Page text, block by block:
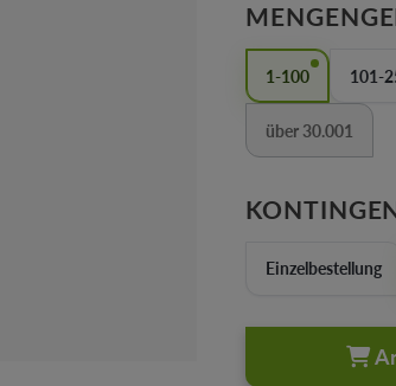
1-100 101-
über 30.001
(Diese
Einzelbestellung